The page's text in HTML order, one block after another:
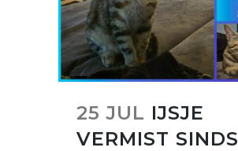
25 JUL IJSJE
VERMIST SINDS